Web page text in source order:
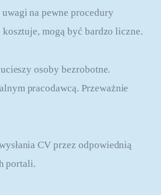
na pewne procedury
mogą być bardzo liczne.
osoby bezrobotne.
pracodawcą. Przeważnie
CV przez odpowiednią
portali.